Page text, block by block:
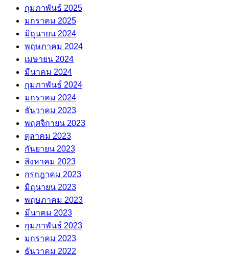
กุมภาพันธ์ 2025
มกราคม 2025
มิถุนายน 2024
พฤษภาคม 2024
เมษายน 2024
มีนาคม 2024
กุมภาพันธ์ 2024
มกราคม 2024
ธันวาคม 2023
พฤศจิกายน 2023
ตุลาคม 2023
กันยายน 2023
สิงหาคม 2023
กรกฎาคม 2023
มิถุนายน 2023
พฤษภาคม 2023
มีนาคม 2023
กุมภาพันธ์ 2023
มกราคม 2023
ธันวาคม 2022